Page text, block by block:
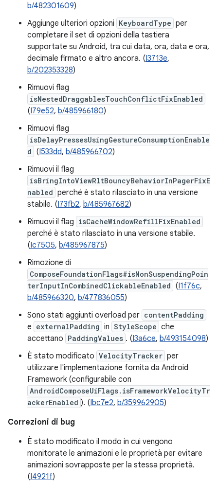
b/482301609)
Aggiunge ulteriori opzioni KeyboardType per
completare il set di opzioni della tastiera
supportate su Android, tra cui data, ora, data e ora,
decimale firmato e altro ancora. (I3713e,
b/202353328)
Rimuovi flag
isNestedDraggablesTouchConflictFixEnabled
(I79e52, b/485966180)
Rimuovi flag
isDelayPressesUsingGestureConsumptionEnable
d (I533dd, b/485966702)
Rimuovi il flag
isBringIntoViewRltBouncyBehaviorInPagerFixE
nabled perché è stato rilasciato in una versione
stabile. (I73fb2, b/485967682)
Rimuovi il flag isCacheWindowRefillFixEnabled
perché è stato rilasciato in una versione stabile.
(Ic7505, b/485967875)
Rimozione di
ComposeFoundationFlags#isNonSuspendingPoin
terInputInCombinedClickableEnabled (I1f76c,
b/485966320, b/477836055)
Sono stati aggiunti overload per contentPadding
e externalPadding in StyleScope che
accettano PaddingValues . (I3a6ce, b/493154098)
È stato modificato VelocityTracker per
utilizzare l'implementazione fornita da Android
Framework (configurabile con
AndroidComposeUiFlags.isFrameworkVelocityTr
ackerEnabled ). (Ibc7e2, b/359962905)
Correzioni di bug
È stato modificato il modo in cui vengono
monitorate le animazioni e le proprietà per evitare
animazioni sovrapposte per la stessa proprietà.
(I4921f)